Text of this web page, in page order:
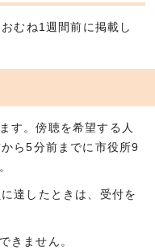
むね1週間前に掲載し
す。傍聴を希望する人
ら5分前までに市役所9
達したときは、受付を
きません。